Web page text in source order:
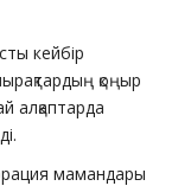
кейбір
қоңыр
алқаптарда
мамандары